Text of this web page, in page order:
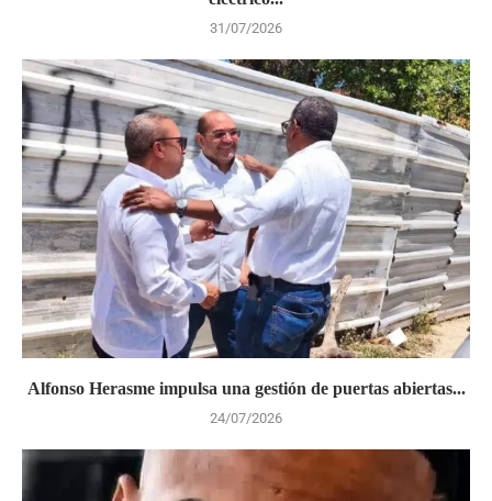
31/07/2026
Alfonso Herasme impulsa una gestión de puertas abiertas...
24/07/2026